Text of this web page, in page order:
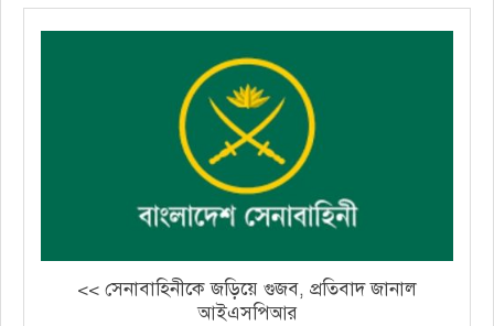
<< সেনাবাহিনীকে জড়িয়ে গুজব, প্রতিবাদ জানাল
আইএসপিআর